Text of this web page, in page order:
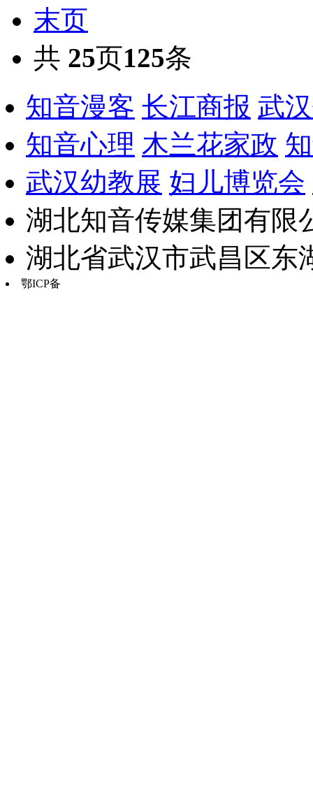
末页
共 25页125条
知音漫客 长江商报 武
知音心理 木兰花家政
武汉幼教展 妇儿博览会
湖北知音传媒集团有限
湖北省武汉市武昌区东
鄂ICP备